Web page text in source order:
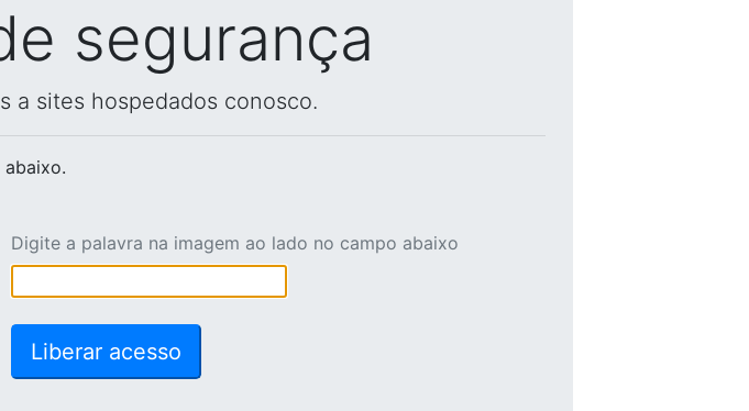
segurança
a sites hospedados conosco.
Digite a palavra na imagem ao lado no campo abaixo